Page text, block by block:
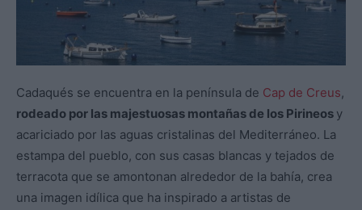
Cadaqués se encuentra en la península de Cap de Creus,
rodeado por las majestuosas montañas de los Pirineos y
acariciado por las aguas cristalinas del Mediterráneo. La
estampa del pueblo, con sus casas blancas y tejados de
terracota que se amontonan alrededor de la bahía, crea
una imagen idílica que ha inspirado a artistas de